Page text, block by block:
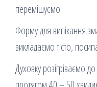
перемішуємо.
Форму для випікання
викладаємо тісто,
Духовку розігріваємо